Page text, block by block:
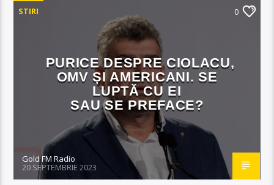
STIRI 0
PURICE DESPRE CIOLACU,
OMV ȘI AMERICANI. SE
LUPTĂ CU EI
SAU SE PREFACE?
Gold FM Radio
20 SEPTEMBRIE 2023